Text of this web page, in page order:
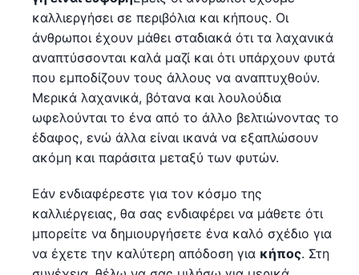
καλλιεργήσει σε περιβόλια και κήπους. Οι
άνθρωποι έχουν μάθει σταδιακά ότι τα λαχανικά
αναπτύσσονται καλά μαζί και ότι υπάρχουν φυτά
που εμποδίζουν τους άλλους να αναπτυχθούν.
Μερικά λαχανικά, βότανα και λουλούδια
ωφελούνται το ένα από το άλλο βελτιώνοντας το
έδαφος, ενώ άλλα είναι ικανά να εξαπλώσουν
ακόμη και παράσιτα μεταξύ των φυτών.
Εάν ενδιαφέρεστε για τον κόσμο της
καλλιέργειας, θα σας ενδιαφέρει να μάθετε ότι
μπορείτε να δημιουργήσετε ένα καλό σχέδιο για
να έχετε την καλύτερη απόδοση για κήπος. Στη